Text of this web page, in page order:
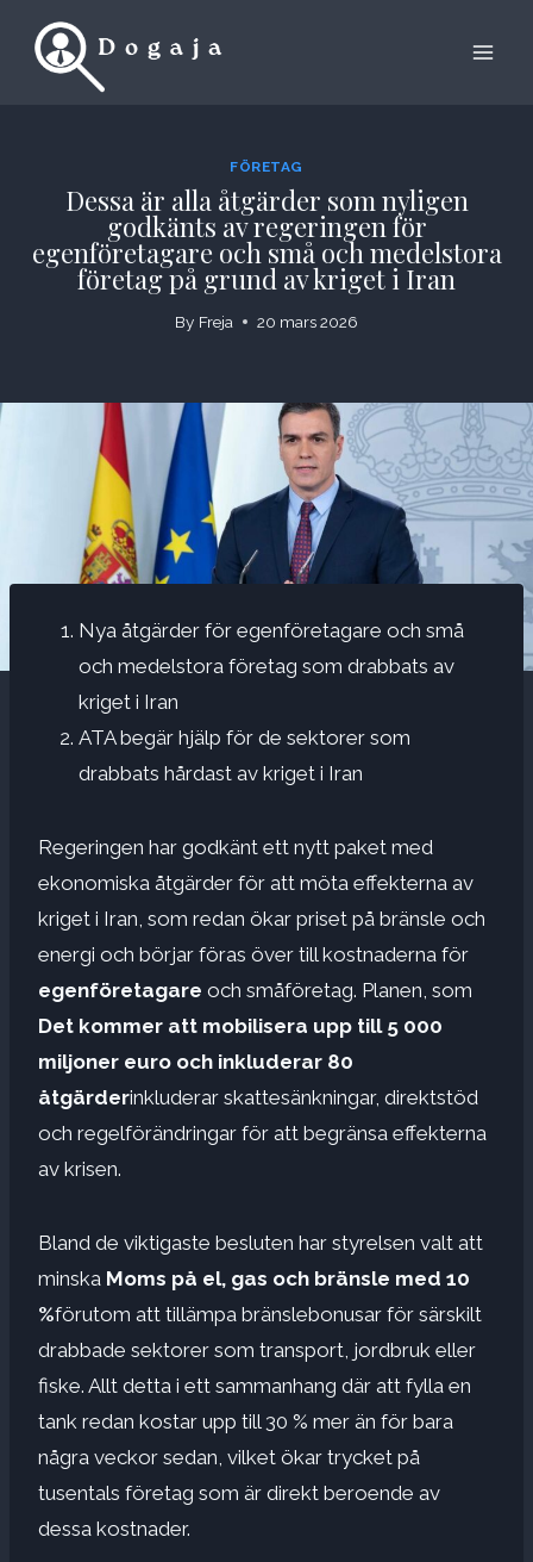
FÖRETAG
Dessa är alla åtgärder som nyligen
godkänts av regeringen för
egenföretagare och små och medelstora
företag på grund av kriget i Iran
By Freja 20 mars 2026
Nya åtgärder för egenföretagare och små
och medelstora företag som drabbats av
kriget i Iran
ATA begär hjälp för de sektorer som
drabbats hårdast av kriget i Iran
Regeringen har godkänt ett nytt paket med
ekonomiska åtgärder för att möta effekterna av
kriget i Iran, som redan ökar priset på bränsle och
energi och börjar föras över till kostnaderna för
egenföretagare och småföretag. Planen, som
Det kommer att mobilisera upp till 5 000
miljoner euro och inkluderar 80
åtgärderinkluderar skattesänkningar, direktstöd
och regelförändringar för att begränsa effekterna
av krisen.
Bland de viktigaste besluten har styrelsen valt att
minska Moms på el, gas och bränsle med 10
%förutom att tillämpa bränslebonusar för särskilt
drabbade sektorer som transport, jordbruk eller
fiske. Allt detta i ett sammanhang där att fylla en
tank redan kostar upp till 30 % mer än för bara
några veckor sedan, vilket ökar trycket på
tusentals företag som är direkt beroende av
dessa kostnader.